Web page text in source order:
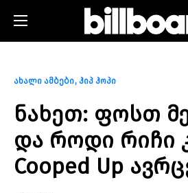
ახალი ამბები ჰიპ ჰოპი
ნახეთ: ფოსთ
და როდი რიჩი
Cooped Up